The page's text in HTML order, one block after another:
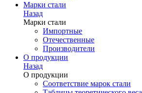
Марки стали
Назад
Марки стали
Импортные
Отечественные
Производители
О продукции
Назад
О продукции
Соответствие марок стали